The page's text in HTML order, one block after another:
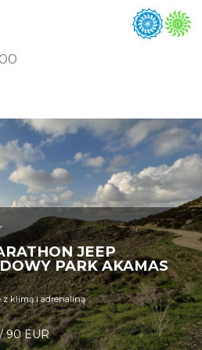
JEEP
PARK AKAMAS
z klimą i adrenaliną
90 EUR